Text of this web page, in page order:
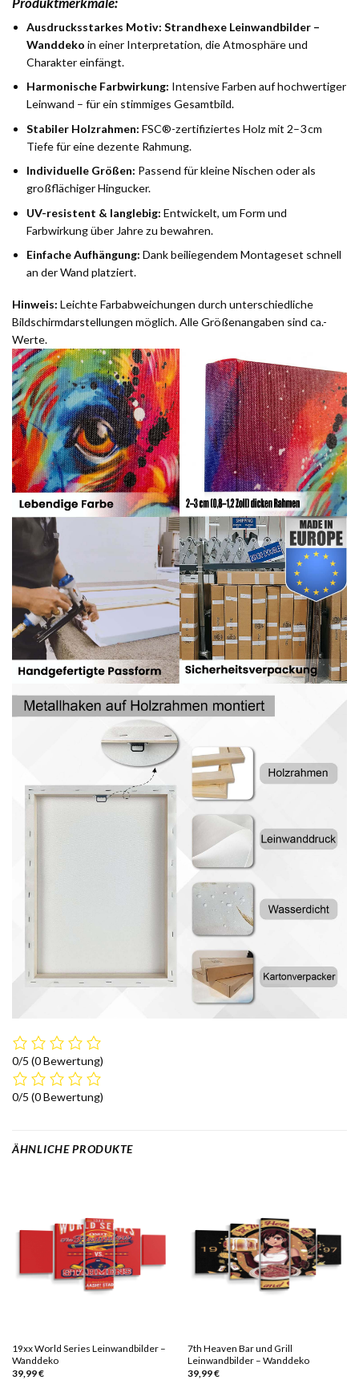
Ausdrucksstarkes Motiv: Strandhexe Leinwandbilder –
Wanddeko in einer Interpretation, die Atmosphäre und
Charakter einfängt.
Harmonische Farbwirkung: Intensive Farben auf hochwertiger
Leinwand – für ein stimmiges Gesamtbild.
Stabiler Holzrahmen: FSC®-zertifiziertes Holz mit 2–3 cm
Tiefe für eine dezente Rahmung.
Individuelle Größen: Passend für kleine Nischen oder als
großflächiger Hingucker.
UV-resistent & langlebig: Entwickelt, um Form und
Farbwirkung über Jahre zu bewahren.
Einfache Aufhängung: Dank beiliegendem Montageset schnell
an der Wand platziert.
Hinweis: Leichte Farbabweichungen durch unterschiedliche
Bildschirmdarstellungen möglich. Alle Größenangaben sind ca.-
Werte.
0/5 (0 Bewertung)
0/5 (0 Bewertung)
ÄHNLICHE PRODUKTE
19xx World Series Leinwandbilder –
Wanddeko
39,99€
7th Heaven Bar und Grill
Leinwandbilder – Wanddeko
39,99€